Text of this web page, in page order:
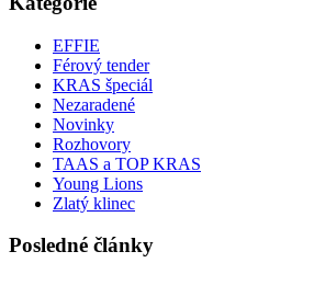
EFFIE
Férový tender
KRAS špeciál
Nezaradené
Novinky
Rozhovory
TAAS a TOP KRAS
Young Lions
Zlatý klinec
Posledné články